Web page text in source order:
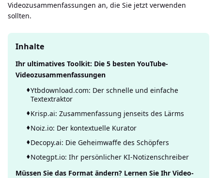
Videozusammenfassungen an, die Sie jetzt verwenden
sollten.
Inhalte
Ihr ultimatives Toolkit: Die 5 besten YouTube-
Videozusammenfassungen
Ytbdownload.com: Der schnelle und einfache
Textextraktor
Krisp.ai: Zusammenfassung jenseits des Lärms
Noiz.io: Der kontextuelle Kurator
Decopy.ai: Die Geheimwaffe des Schöpfers
Notegpt.io: Ihr persönlicher KI-Notizenschreiber
Müssen Sie das Format ändern? Lernen Sie Ihr Video-